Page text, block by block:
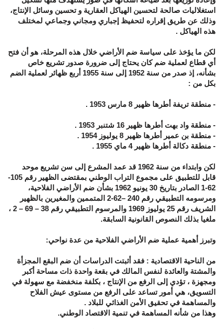
استغلاليات صالحة لتحسين الهياكل العقارية و تحسين وسائل الإنتاج،
وذلك عن طريق إقراره لتحفيظ إجباري ومجاني وجماعي لمختلف
هذه الهياكل .
لكن ما يؤخذ على سياسة ضم الأراضي خلال هذه المرحلة، هو أن فتح
أي قطاع لعملية ضم كان يحتاج إلى ضرورة صدور تشريع خاص
بشأنه، إذ صدر من سنة 1952 إلى سنة 1955 أربع ظهائر لعملية الضم
بكل من :
- منطقة تريفة أطرها ظهير 8 مارس 1953 .
- منطقة واد بهت أطرها ظهير 16 شتنبر 1953 .
- منطقة بن عمير أطرها ظهير 8 يوليوز 1954 .
- منطقة دكالة أطرها ظهير 4 ماي 1955 .
لكن وابتداء من سنة 1962 قد عمد المشرع إلى سن تشريع موحد
قابل للتطبيق على مجموع التراب الوطني بمقتضى الظهير رقم 105-
62-1 الصادر بتاريخ 30 يونيو 1962 بشأن ضم الأراضي الفلاحية،
ومرسومه التطبيقي رقم 240 –62-2 المتممين والمغيرين بالظهير
الشريف رقم 25 يوليوز 1969 والمرسوم التطبيقي رقم 38 – 69 – 2 ،
ملغيا بذلك النصوص القانونية السابقة.
وتبرز أهمية عملية ضم الأراضي الفلاحية من عدة نواحي:
من الناحية الاقتصادية : فقد أثبتت الدراسات أن ضم البقع المجزأة
والمشتة والعائدة لنفس المالك في بقعة واحدة ذات مساحة أكبر
ومجهزة ، تؤدي إلى الرفع من الإنتاج ، بكلفة منخفضة مع سهولة في
التسويق، هي أمور تساعد على الرفع من مستوى عيش الفلاح
والمساهمة في تحقيق الأمن الغذائي للبلاد .
وهذا من شأنه المساهمة في تنمية الاقتصاد الوطني.